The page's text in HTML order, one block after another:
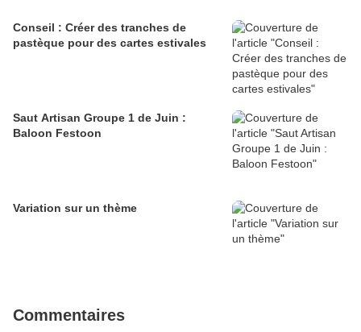
Conseil : Créer des tranches de
pastèque pour des cartes estivales
Saut Artisan Groupe 1 de Juin :
Baloon Festoon
Variation sur un thème
Commentaires